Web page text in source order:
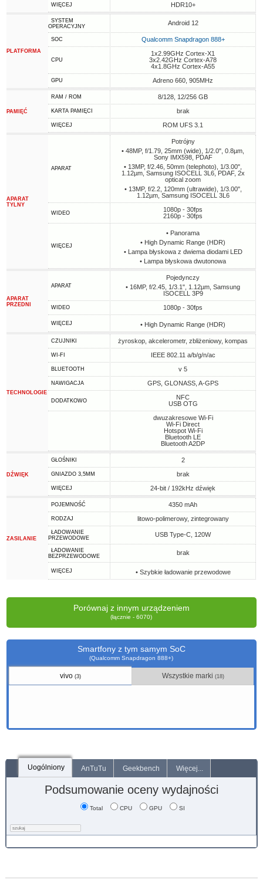
WIĘCEJ HDR10+
PLATFORMA
SYSTEM
OPERACYJNY
Android 12
SOC Qualcomm Snapdragon 888+
CPU
1x2.99GHz Cortex-X1
3x2.42GHz Cortex-A78
4x1.8GHz Cortex-A55
GPU Adreno 660, 905MHz
PAMIĘĆ
RAM / ROM 8/128, 12/256 GB
KARTA PAMIĘCI brak
WIĘCEJ ROM UFS 3.1
APARAT
TYLNY
APARAT
Potrójny
• 48MP, f/1.79, 25mm (wide), 1/2.0", 0.8µm,
Sony IMX598, PDAF
• 13MP, f/2.46, 50mm (telephoto), 1/3.00",
1.12µm, Samsung ISOCELL 3L6, PDAF, 2x
optical zoom
• 13MP, f/2.2, 120mm (ultrawide), 1/3.00",
1.12µm, Samsung ISOCELL 3L6
WIDEO
1080p - 30fps
2160p - 30fps
WIĘCEJ
• Panorama
• High Dynamic Range (HDR)
• Lampa błyskowa z dwiema diodami LED
• Lampa błyskowa dwutonowa
APARAT
PRZEDNI
APARAT
Pojedynczy
• 16MP, f/2.45, 1/3.1", 1.12µm, Samsung
ISOCELL 3P9
WIDEO 1080p - 30fps
WIĘCEJ • High Dynamic Range (HDR)
TECHNOLOGIE
CZUJNIKI żyroskop, akcelerometr, zbliżeniowy, kompas
WI-FI IEEE 802.11 a/b/g/n/ac
BLUETOOTH v 5
NAWIGACJA GPS, GLONASS, A-GPS
DODATKOWO
NFC
USB OTG
dwuzakresowe Wi-Fi
Wi-Fi Direct
Hotspot Wi-Fi
Bluetooth LE
Bluetooth A2DP
DŹWIĘK
GŁOŚNIKI 2
GNIAZDO 3,5MM brak
WIĘCEJ 24-bit / 192kHz dźwięk
ZASILANIE
POJEMNOŚĆ 4350 mAh
RODZAJ litowo-polimerowy, zintegrowany
ŁADOWANIE
PRZEWODOWE
USB Type-C, 120W
ŁADOWANIE
BEZPRZEWODOWE
brak
WIĘCEJ • Szybkie ładowanie przewodowe
Porównaj z innym urządzeniem
(łącznie - 6070)
Smartfony z tym samym SoC
(Qualcomm Snapdragon 888+)
vivo(3) Wszystkie marki (18)
Uogólniony AnTuTu Geekbench Więcej...
Podsumowanie oceny wydajności
Total CPU GPU SI